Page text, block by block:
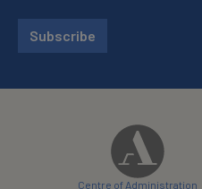
Subscribe
Centre of Administration